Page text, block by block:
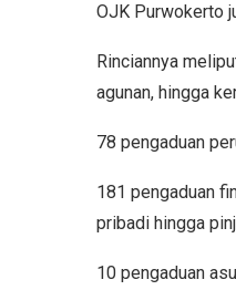
OJK Purwokerto
Rinciannya
agunan, hingga
78 pengaduan
181 pengaduan
pribadi hingga
10 pengaduan